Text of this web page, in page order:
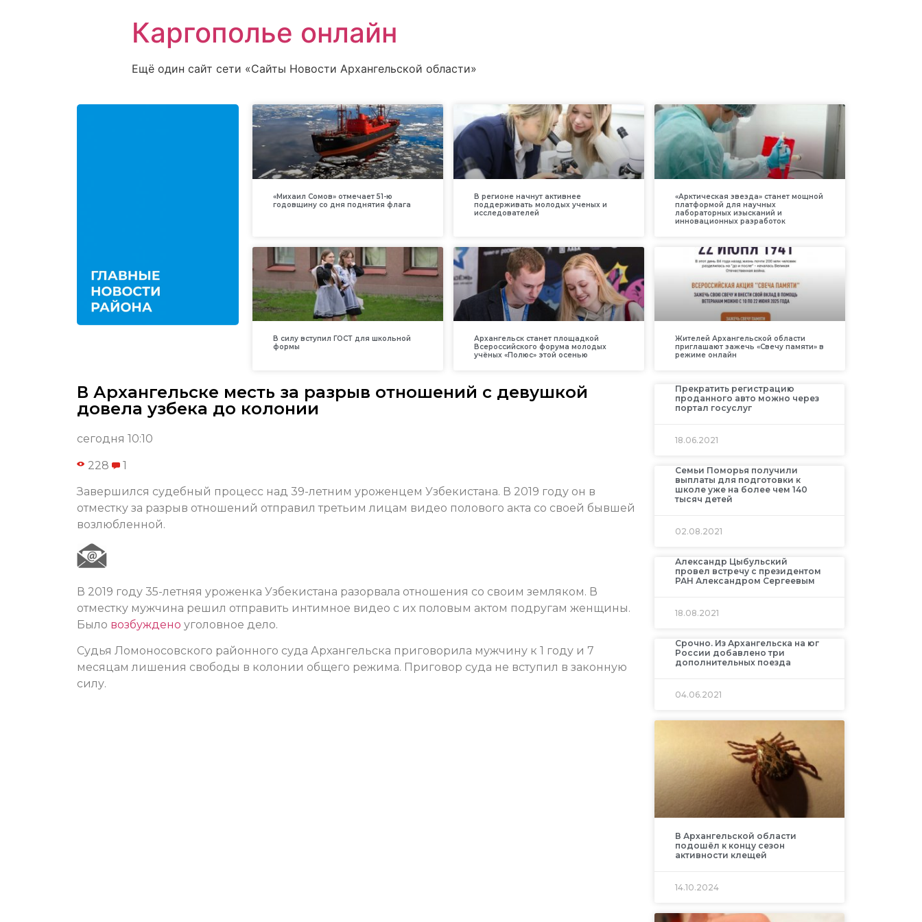
Каргополье онлайн
Ещё один сайт сети «Сайты Новости Архангельской области»
«Михаил Сомов» отмечает 51-ю
годовщину со дня поднятия флага
В регионе начнут активнее
поддерживать молодых ученых и
исследователей
«Арктическая звезда» станет мощной
платформой для научных
лабораторных изысканий и
инновационных разработок
В силу вступил ГОСТ для школьной
формы
Архангельск станет площадкой
Всероссийского форума молодых
учёных «Полюс» этой осенью
Жителей Архангельской области
приглашают зажечь «Свечу памяти» в
режиме онлайн
В Архангельске месть за разрыв отношений с девушкой
довела узбека до колонии
сегодня 10:10
228 1
Завершился судебный процесс над 39-летним уроженцем Узбекистана. В 2019 году он в
отместку за разрыв отношений отправил третьим лицам видео полового акта со своей бывшей
возлюбленной.
В 2019 году 35-летняя уроженка Узбекистана разорвала отношения со своим земляком. В
отместку мужчина решил отправить интимное видео с их половым актом подругам женщины.
Было возбуждено уголовное дело.
Судья Ломоносовского районного суда Архангельска приговорила мужчину к 1 году и 7
месяцам лишения свободы в колонии общего режима. Приговор суда не вступил в законную
силу.
Прекратить регистрацию
проданного авто можно через
портал госуслуг
18.06.2021
Семьи Поморья получили
выплаты для подготовки к
школе уже на более чем 140
тысяч детей
02.08.2021
Александр Цыбульский
провел встречу с президентом
РАН Александром Сергеевым
18.08.2021
Срочно. Из Архангельска на юг
России добавлено три
дополнительных поезда
04.06.2021
В Архангельской области
подошёл к концу сезон
активности клещей
14.10.2024